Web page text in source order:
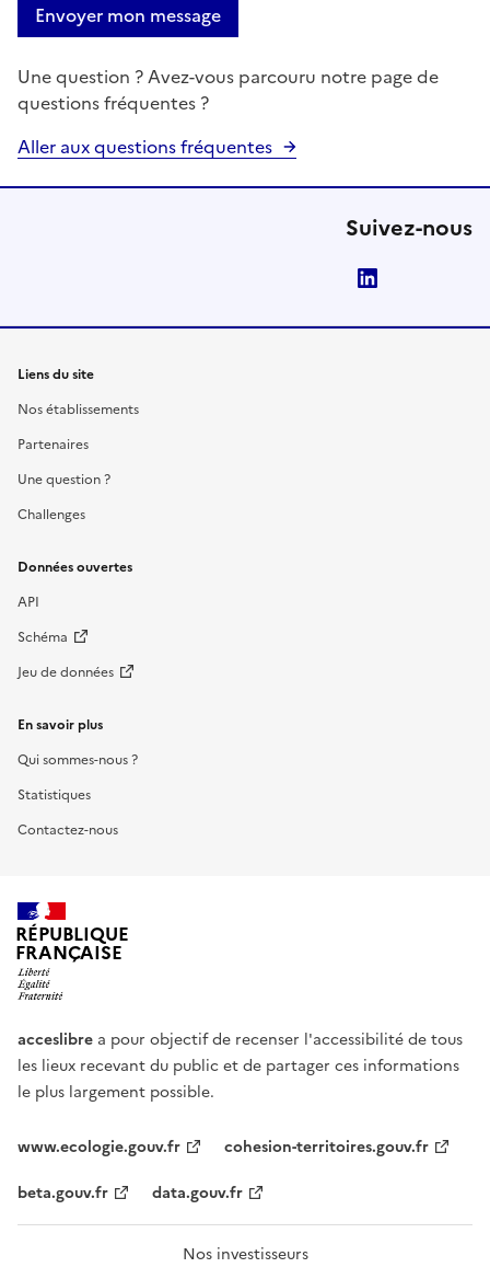
Envoyer mon message
Une question ? Avez-vous parcouru notre page de
questions fréquentes ?
Aller aux questions fréquentes
Suivez-nous
Liens du site
Nos établissements
Partenaires
Une question ?
Challenges
Données ouvertes
API
Schéma
Jeu de données
En savoir plus
Qui sommes-nous ?
Statistiques
Contactez-nous
RÉPUBLIQUE
FRANÇAISE
acceslibre a pour objectif de recenser l'accessibilité de tous
les lieux recevant du public et de partager ces informations
le plus largement possible.
www.ecologie.gouv.fr
cohesion-territoires.gouv.fr
beta.gouv.fr
data.gouv.fr
Nos investisseurs